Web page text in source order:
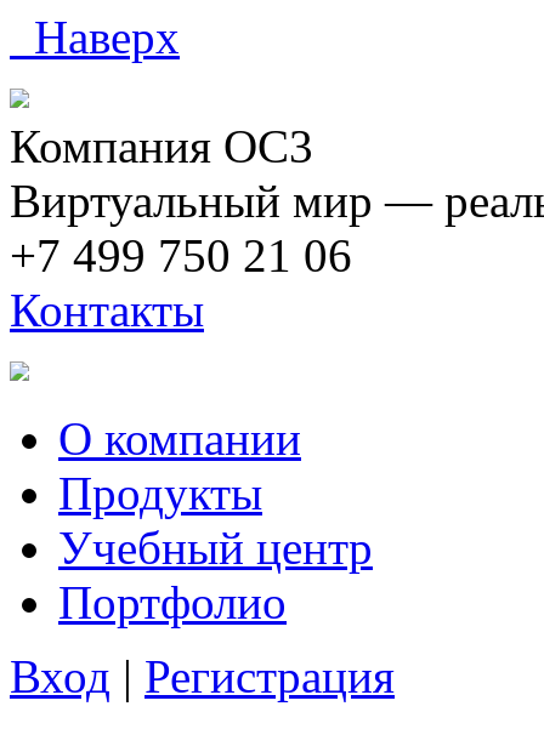
Наверх
Компания ОС3
Виртуальный мир —
+7 499 750 21 06
Контакты
О компании
Продукты
Учебный центр
Портфолио
Вход | Регистрация